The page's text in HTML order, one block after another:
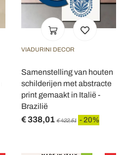
VIADURINI DECOR
Samenstelling van houten
schilderijen met abstracte
print gemaakt in Italië -
Brazilië
€ 338,01 € 422,51 - 20%